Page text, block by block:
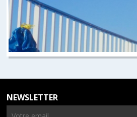
NEWSLETTER